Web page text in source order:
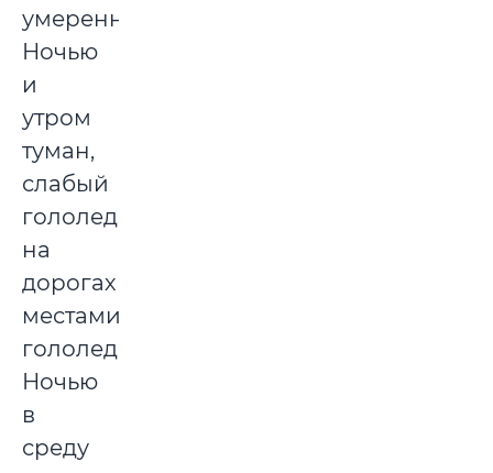
умеренный.
Ночью
и
утром
туман,
слабый
гололед,
на
дорогах
местами
гололедица.
Ночью
в
среду